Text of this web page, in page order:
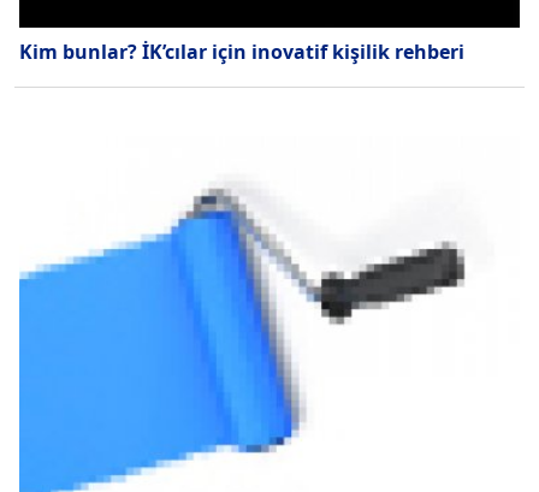
Kim bunlar? İK’cılar için inovatif kişilik rehberi